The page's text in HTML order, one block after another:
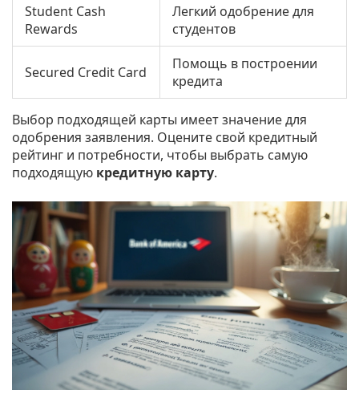
Student Cash
Rewards
Легкий одобрение для
студентов
Secured Credit Card
Помощь в построении
кредита
Выбор подходящей карты имеет значение для
одобрения заявления. Оцените свой кредитный
рейтинг и потребности, чтобы выбрать самую
подходящую кредитную карту.